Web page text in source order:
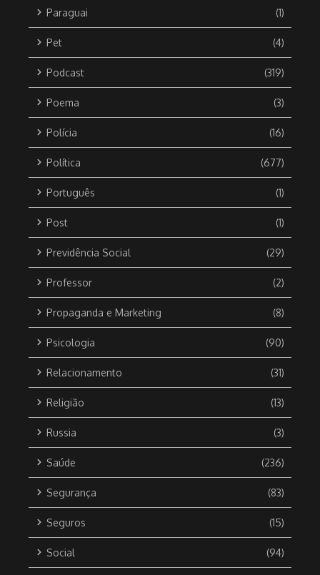
Paraguai (1)
Pet (4)
Podcast (319)
Poema (3)
Polícia (16)
Política (677)
Português (1)
Post (1)
Previdência Social (29)
Professor (2)
Propaganda e Marketing (8)
Psicologia (90)
Relacionamento (31)
Religião (13)
Russia (3)
Saúde (236)
Segurança (83)
Seguros (15)
Social (94)